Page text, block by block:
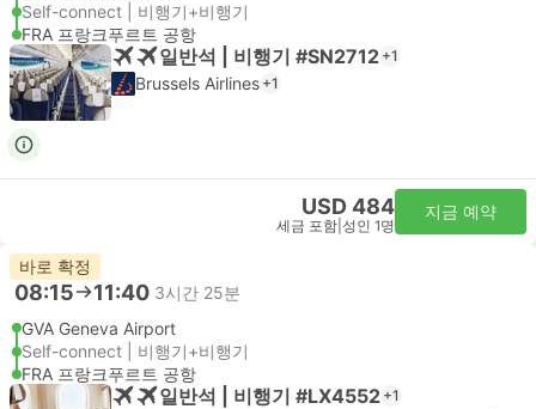
Self-connect | 비행기+비행기
FRA 프랑크푸르트 공항
일반석 | 비행기 #SN2712 +1
Brussels Airlines +1
USD 484
세금 포함 성인 1명
지금 예약
바로 확정
08:15 11:40 3시간 25분
GVA Geneva Airport
Self-connect | 비행기+비행기
FRA 프랑크푸르트 공항
일반석 | 비행기 #LX4552 +1